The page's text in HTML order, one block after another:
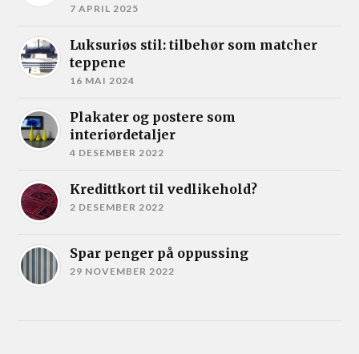
7 APRIL 2025
Luksuriøs stil: tilbehør som matcher
teppene
16 MAI 2024
Plakater og postere som
interiørdetaljer
4 DESEMBER 2022
Kredittkort til vedlikehold?
2 DESEMBER 2022
Spar penger på oppussing
29 NOVEMBER 2022